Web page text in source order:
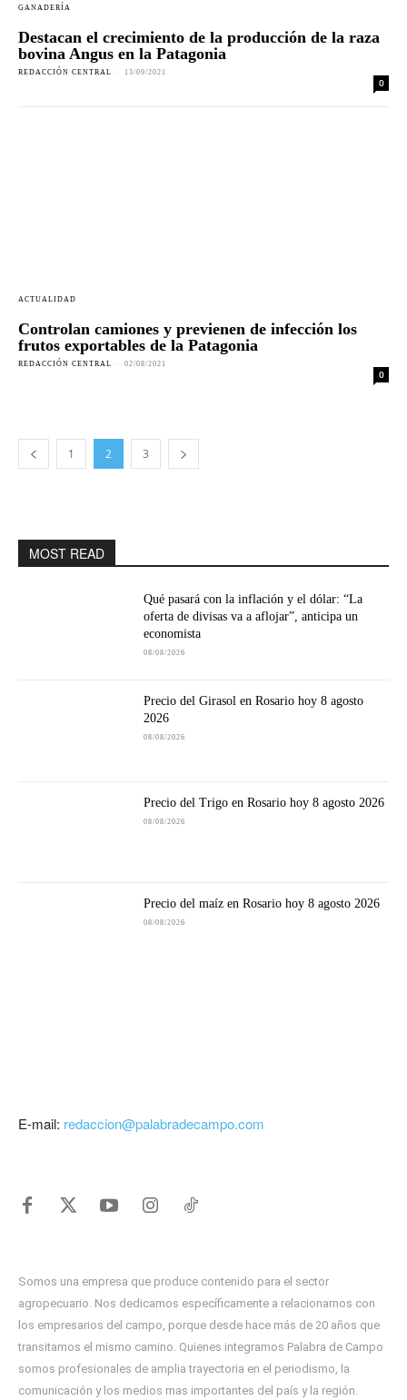
GANADERÍA
Destacan el crecimiento de la producción de la raza
bovina Angus en la Patagonia
REDACCIÓN CENTRAL - 13/09/2021
0
ACTUALIDAD
Controlan camiones y previenen de infección los
frutos exportables de la Patagonia
REDACCIÓN CENTRAL - 02/08/2021
0
1 2 3
MOST READ
Qué pasará con la inflación y el dólar: “La
oferta de divisas va a aflojar”, anticipa un
economista
08/08/2026
Precio del Girasol en Rosario hoy 8 agosto
2026
08/08/2026
Precio del Trigo en Rosario hoy 8 agosto 2026
08/08/2026
Precio del maíz en Rosario hoy 8 agosto 2026
08/08/2026
E-mail: redaccion@palabradecampo.com
Somos una empresa que produce contenido para el sector
agropecuario. Nos dedicamos específicamente a relacionarnos con
los empresarios del campo, porque desde hace más de 20 años que
transitamos el mismo camino. Quienes integramos Palabra de Campo
somos profesionales de amplia trayectoria en el periodismo, la
comunicación y los medios mas importantes del país y la región.